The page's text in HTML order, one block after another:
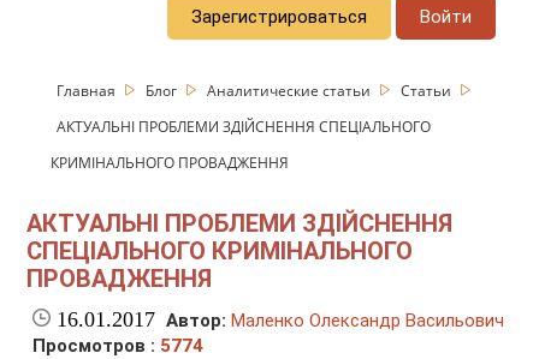
Зарегистрироваться Войти
Главная Блог Аналитические статьи
Статьи
АКТУАЛЬНІ ПРОБЛЕМИ ЗДІЙСНЕННЯ СПЕЦІАЛЬНОГО
КРИМІНАЛЬНОГО ПРОВАДЖЕННЯ
АКТУАЛЬНІ ПРОБЛЕМИ ЗДІЙСНЕННЯ
СПЕЦІАЛЬНОГО КРИМІНАЛЬНОГО
ПРОВАДЖЕННЯ
16.01.2017 Автор: Маленко Олександр Васильович
Просмотров : 5774